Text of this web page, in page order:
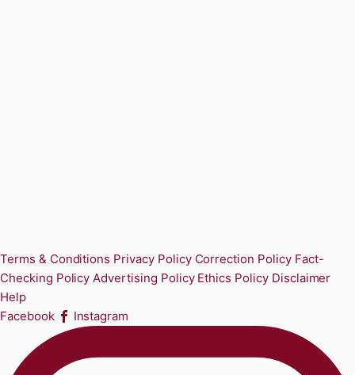
Terms & Conditions Privacy Policy Correction Policy Fact-
Checking Policy Advertising Policy Ethics Policy Disclaimer
Help
Facebook
Instagram